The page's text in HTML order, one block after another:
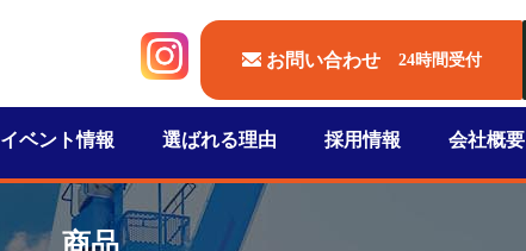
お問い合わせ 24時間受付
イベント情報 選ばれる理由 採用情報 会社概要
商品